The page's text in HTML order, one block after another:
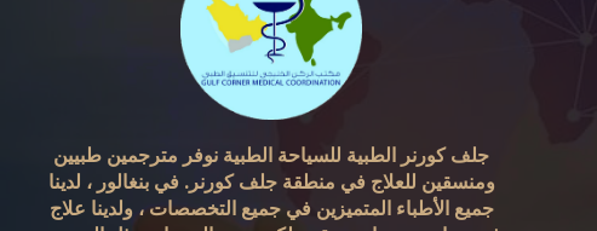
جلف كورنر الطبية للسياحة الطبية نوفر مترجمين طبيين
ومنسقين للعلاج في منطقة جلف كورنر. في بنغالور ، لدينا
جميع الأطباء المتميزين في جميع التخصصات ، ولدينا علاج